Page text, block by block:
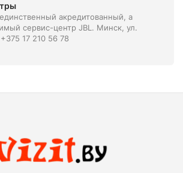
акредитованный, а
сервис-центр JBL. Минск, ул.
17 210 56 78